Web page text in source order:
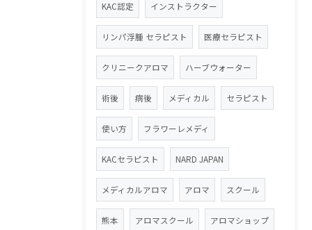
KAC認定 インストラクター
リンパ浮腫 セラピスト 医療セラピスト
クリニークアロマ ハーブウォーター
術後 病後 メディカル セラピスト
使い方 フラワーレメディ
KACセラピスト NARD JAPAN
メディカルアロマ アロマ スクール
熊本 アロマスクール アロマショップ